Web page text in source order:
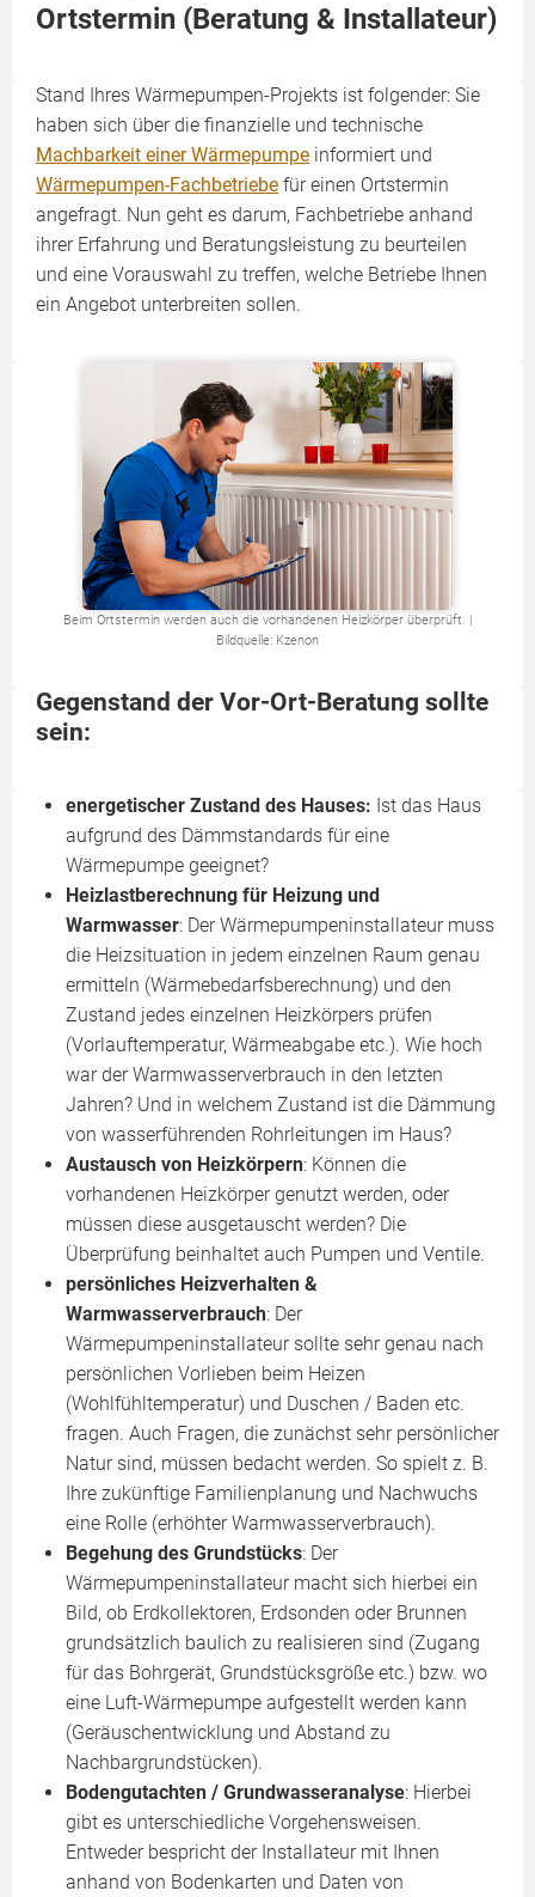
Ortstermin (Beratung & Installateur)
Stand Ihres Wärmepumpen-Projekts ist folgender: Sie
haben sich über die finanzielle und technische
Machbarkeit einer Wärmepumpe informiert und
Wärmepumpen-Fachbetriebe für einen Ortstermin
angefragt. Nun geht es darum, Fachbetriebe anhand
ihrer Erfahrung und Beratungsleistung zu beurteilen
und eine Vorauswahl zu treffen, welche Betriebe Ihnen
ein Angebot unterbreiten sollen.
Beim Ortstermin werden auch die vorhandenen Heizkörper überprüft. |
Bildquelle: Kzenon
Gegenstand der Vor-Ort-Beratung sollte
sein:
energetischer Zustand des Hauses: Ist das Haus
aufgrund des Dämmstandards für eine
Wärmepumpe geeignet?
Heizlastberechnung für Heizung und
Warmwasser: Der Wärmepumpeninstallateur muss
die Heizsituation in jedem einzelnen Raum genau
ermitteln (Wärmebedarfsberechnung) und den
Zustand jedes einzelnen Heizkörpers prüfen
(Vorlauftemperatur, Wärmeabgabe etc.). Wie hoch
war der Warmwasserverbrauch in den letzten
Jahren? Und in welchem Zustand ist die Dämmung
von wasserführenden Rohrleitungen im Haus?
Austausch von Heizkörpern: Können die
vorhandenen Heizkörper genutzt werden, oder
müssen diese ausgetauscht werden? Die
Überprüfung beinhaltet auch Pumpen und Ventile.
persönliches Heizverhalten &
Warmwasserverbrauch: Der
Wärmepumpeninstallateur sollte sehr genau nach
persönlichen Vorlieben beim Heizen
(Wohlfühltemperatur) und Duschen / Baden etc.
fragen. Auch Fragen, die zunächst sehr persönlicher
Natur sind, müssen bedacht werden. So spielt z. B.
Ihre zukünftige Familienplanung und Nachwuchs
eine Rolle (erhöhter Warmwasserverbrauch).
Begehung des Grundstücks: Der
Wärmepumpeninstallateur macht sich hierbei ein
Bild, ob Erdkollektoren, Erdsonden oder Brunnen
grundsätzlich baulich zu realisieren sind (Zugang
für das Bohrgerät, Grundstücksgröße etc.) bzw. wo
eine Luft-Wärmepumpe aufgestellt werden kann
(Geräuschentwicklung und Abstand zu
Nachbargrundstücken).
Bodengutachten / Grundwasseranalyse: Hierbei
gibt es unterschiedliche Vorgehensweisen.
Entweder bespricht der Installateur mit Ihnen
anhand von Bodenkarten und Daten von